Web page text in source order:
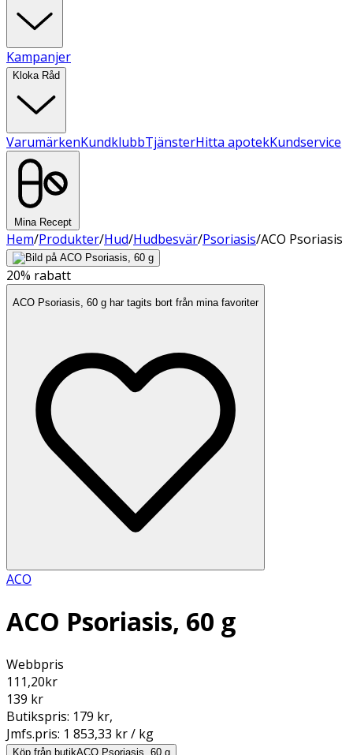
Kampanjer
Kloka Råd
VarumärkenKundklubbTjänsterHitta apotekKundservice
Mina Recept
Hem/Produkter/Hud/Hudbesvär/Psoriasis/ACO Psoriasis
20% rabatt
ACO Psoriasis, 60 g har tagits bort från mina favoriter
ACO
ACO Psoriasis, 60 g
Webbpris
111,20kr
139 kr
Butikspris: 179 kr,
Jmfs.pris: 1 853,33 kr / kg
Köp från butikACO Psoriasis, 60 g